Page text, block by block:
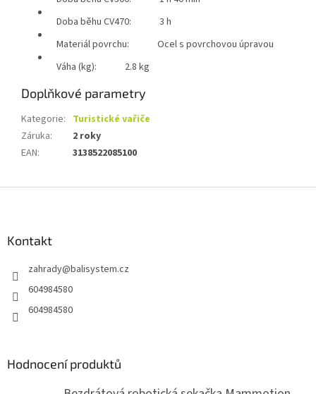
Doba běhu CV470:
3 h
Materiál povrchu:
Ocel s povrchovou úpravou
Váha (kg):
2.8 kg
Doplňkové parametry
Kategorie: Turistické vařiče
Záruka:
2 roky
EAN: 3138522085100
Kontakt
zahrady@balisystem.cz
604984580
604984580
Hodnocení produktů